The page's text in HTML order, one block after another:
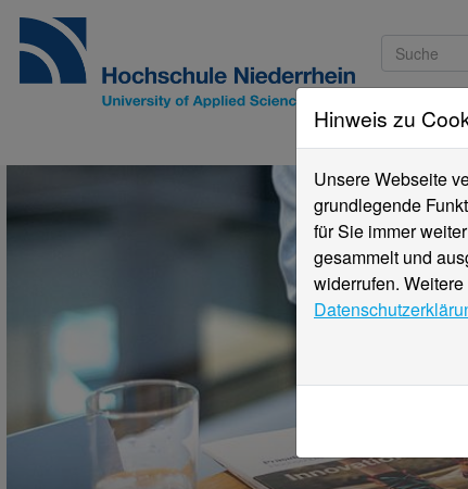
Hinweis zu
Unsere Webseite
grundlegende
für Sie immer
gesammelt und
widerrufen.